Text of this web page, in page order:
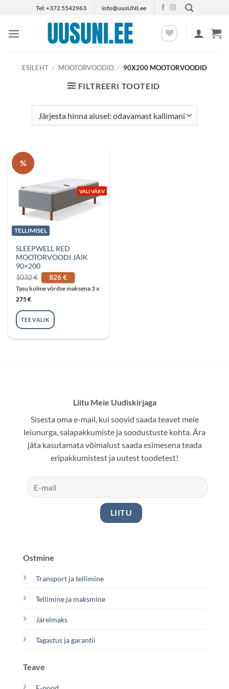
content
Tel: +372 5542963 info@uusUNI.ee
ESILEHT / MOOTORVOODID / 90X200 MOOTORVOODID
FILTREERI TOOTEID
%
TELLIMISEL
VALI VÄRV
SLEEPWELL RED
MOOTORVOODI JÄIK
90×200
1032€ Algne
hind
oli:
826€
Praegune
hind
on:
Tasu kolme võrdse maksena 3 x
275€
TEE VALIK
Ostmine
Transport ja tellimine
Tellimine ja maksmine
Järelmaks
Tagastus ja garantii
Teave
Liitu Meie Uudiskirjaga
Sisesta oma e-mail, kui soovid saada teavet meie
leiunurga, salapakkumiste ja soodustuste kohta. Ära
jäta kasutamata võimalust saada esimesena teada
eripakkumistest ja uutest toodetest!